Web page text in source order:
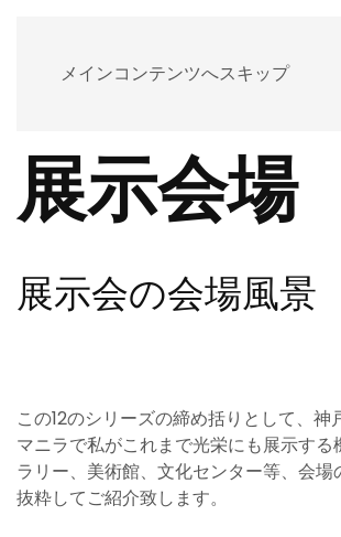
メインコンテンツへスキップ
展示会場
展示会の会場風景
この12のシリーズの締め括りとして、神
マニラで私がこれまで光栄にも展示する
ラリー、美術館、文化センター等、会
抜粋してご紹介致します。